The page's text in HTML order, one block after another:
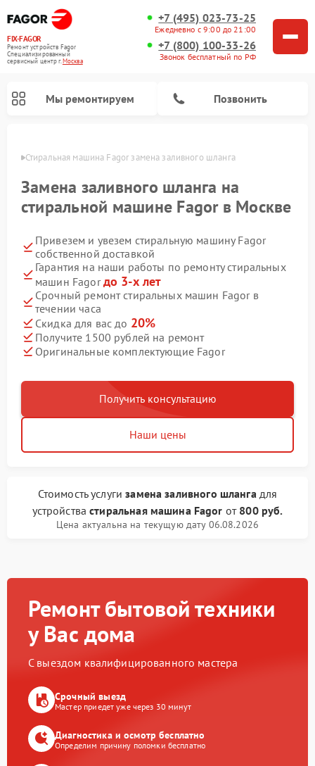
FIX-FAGOR
Ремонт устройств Fagor
Специализированный
cервисный центр г.Москва
+7 (495) 023-73-25
Ежедневно с 9:00 до 21:00
+7 (800) 100-33-26
Звонок бесплатный по РФ
Мы ремонтируем Позвонить
Стиральная машина Fagor замена заливного шланга
Замена заливного шланга на
стиральной машине Fagor в Москве
Привезем и увезем стиральную машину Fagor
собственной доставкой
Гарантия на наши работы по ремонту стиральных
машин Fagorдо 3-х лет
Срочный ремонт стиральных машин Fagor в
течении часа
Скидка для вас до 20%
Получите 1500 рублей на ремонт
Оригинальные комплектующие Fagor
Получить консультацию
Наши цены
Стоимость услугизамена заливного шлангадля
устройствастиральная машина Fagor от 800 руб.
Цена актуальна на текущую дату 06.08.2026
Ремонт бытовой техники
у Вас дома
С выездом квалифицированного мастера
Срочный выезд
Мастер приедет уже через 30 минут
Диагностика и осмотр бесплатно
Определим причину поломки бесплатно